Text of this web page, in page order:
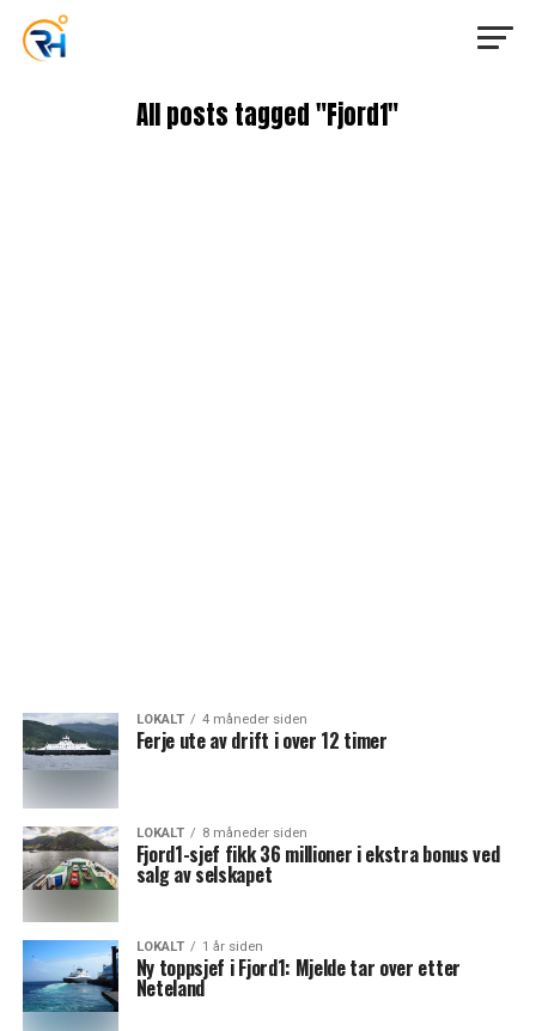
All posts tagged "Fjord1"
LOKALT 4 måneder siden
Ferje ute av drift i over 12 timer
LOKALT 8 måneder siden
Fjord1-sjef fikk 36 millioner i ekstra bonus ved
salg av selskapet
LOKALT 1 år siden
Ny toppsjef i Fjord1: Mjelde tar over etter
Neteland